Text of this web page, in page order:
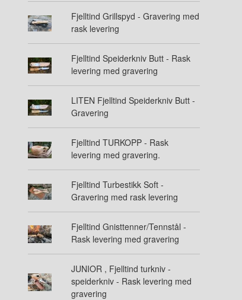
Fjelltind Grillspyd - Gravering med
rask levering
Fjelltind Speiderkniv Butt - Rask
levering med gravering
LITEN Fjelltind Speiderkniv Butt -
Gravering
Fjelltind TURKOPP - Rask
levering med gravering.
Fjelltind Turbestikk Soft -
Gravering med rask levering
Fjelltind Gnisttenner/Tennstål -
Rask levering med gravering
JUNIOR , Fjelltind turkniv -
speiderkniv - Rask levering med
gravering